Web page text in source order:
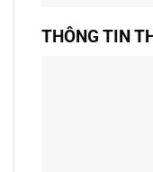
THÔNG TIN